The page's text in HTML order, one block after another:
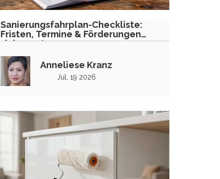
Sanierungsfahrplan-Checkliste:
Fristen, Termine & Förderungen
sicher nutzen
Anneliese Kranz
Jul, 19 2026